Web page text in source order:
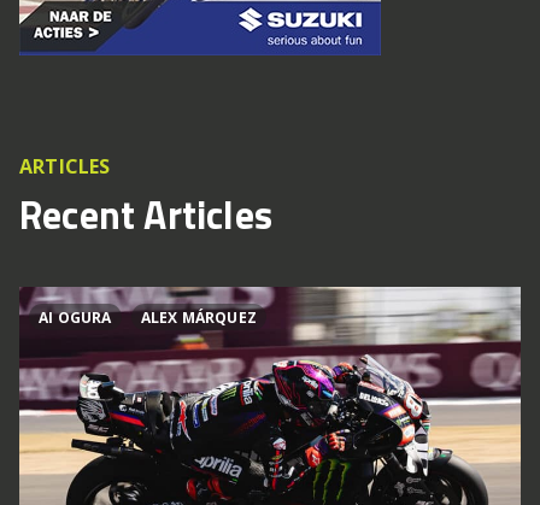
ARTICLES
Recent Articles
AI OGURA ALEX MÁRQUEZ